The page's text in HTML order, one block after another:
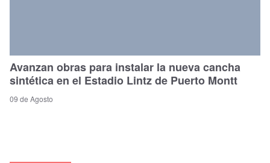
Avanzan obras para instalar la nueva cancha
sintética en el Estadio Lintz de Puerto Montt
09 de Agosto